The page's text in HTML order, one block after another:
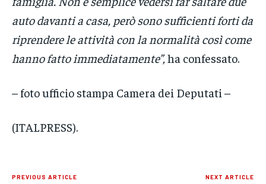
auto davanti a casa, però sono sufficienti forti da
riprendere le attività con la normalità così come
hanno fatto immediatamente”,ha confessato.
– foto ufficio stampa Camera dei Deputati –
(ITALPRESS).
PREVIOUS ARTICLE NEXT ARTICLE